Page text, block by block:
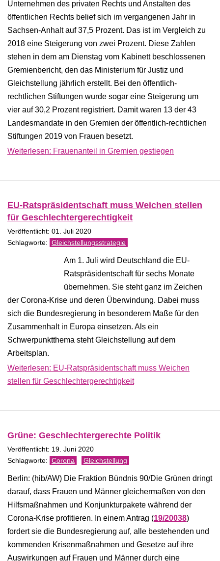
Unternehmen des privaten Rechts und Anstalten des
öffentlichen Rechts belief sich im vergangenen Jahr in
Sachsen-Anhalt auf 37,5 Prozent. Das ist im Vergleich zu
2018 eine Steigerung von zwei Prozent. Diese Zahlen
stehen in dem am Dienstag vom Kabinett beschlossenen
Gremienbericht, den das Ministerium für Justiz und
Gleichstellung jährlich erstellt. Bei den öffentlich-
rechtlichen Stiftungen wurde sogar eine Steigerung um
vier auf 30,2 Prozent registriert. Damit waren 13 der 43
Landesmandate in den Gremien der öffentlich-rechtlichen
Stiftungen 2019 von Frauen besetzt.
Weiterlesen: Frauenanteil in Gremien gestiegen
EU-Ratspräsidentschaft muss Weichen stellen
für Geschlechtergerechtigkeit
Veröffentlicht: 01. Juli 2020
Gleichstellungsstrategie
Am 1. Juli wird Deutschland die EU-
Ratspräsidentschaft für sechs Monate
übernehmen. Sie steht ganz im Zeichen
der Corona-Krise und deren Überwindung. Dabei muss
sich die Bundesregierung in besonderem Maße für den
Zusammenhalt in Europa einsetzen. Als ein
Schwerpunktthema steht Gleichstellung auf dem
Arbeitsplan.
Weiterlesen: EU-Ratspräsidentschaft muss Weichen
stellen für Geschlechtergerechtigkeit
Grüne: Geschlechtergerechte Politik
Veröffentlicht: 19. Juni 2020
Corona Gleichstellung
Berlin: (hib/AW) Die Fraktion Bündnis 90/Die Grünen dringt
darauf, dass Frauen und Männer gleichermaßen von den
Hilfsmaßnahmen und Konjunkturpakete während der
Corona-Krise profitieren. In einem Antrag (19/20038)
fordert sie die Bundesregierung auf, alle bestehenden und
kommenden Krisenmaßnahmen und Gesetze auf ihre
Auswirkungen auf Frauen und Männer durch eine